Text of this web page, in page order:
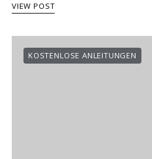
VIEW POST
KOSTENLOSE ANLEITUNGEN